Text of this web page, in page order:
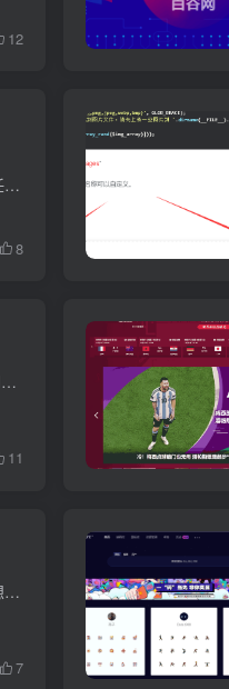
12
前言 本页主题美化内容是百谷网在建站时一个一个测试过无任何错误的记录合集，使用之前先参考本站，若觉得实用就拿去用吧，我会持续的更新。 主题美化说明： 主题美化、小工具可能会有一定程度...
8
源码介绍 本源码对接高德 z 地图开发者平台的 API 实现获取 IP 和天气数据并使用 php 将天气的图标与文字相结合，形成一张IP 签名档图片，最后呈现出来 特色功能： 一款具有显示天气的 IP 签名...
11
前言： 最近刚好有一些内容是不好放出只给自己看的，然后想着直接发布的网站里面后期也好随时查看，看到有这个功能，优化了下分享给大家 使用方法： 此教程适用子比主题，其他类型主题可根据自...
7